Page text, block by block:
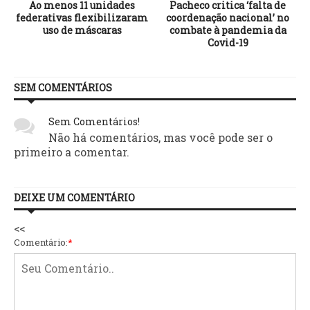
Ao menos 11 unidades
federativas flexibilizaram
uso de máscaras
Pacheco critica ‘falta de
coordenação nacional’ no
combate à pandemia da
Covid-19
SEM COMENTÁRIOS
Sem Comentários!
Não há comentários, mas você pode ser o
primeiro a comentar.
DEIXE UM COMENTÁRIO
<<
Comentário:*